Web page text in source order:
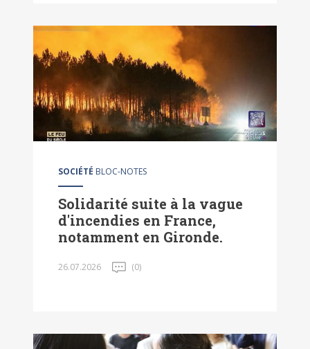
SOCIÉTÉ BLOC-NOTES
Solidarité suite à la vague
d'incendies en France,
notamment en Gironde.
26.07.2026 (0)